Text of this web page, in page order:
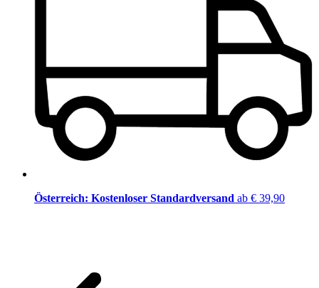
Österreich: Kostenloser Standardversand ab € 39,90